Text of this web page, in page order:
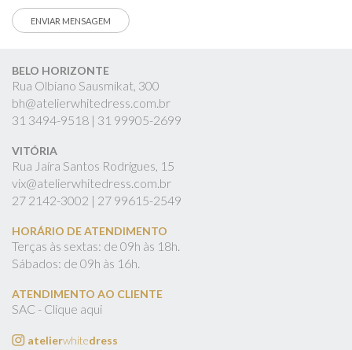
BELO HORIZONTE
Rua Olbiano Sausmikat, 300
bh@atelierwhitedress.com.br
31 3494-9518 | 31 99905-2699
VITÓRIA
Rua Jaíra Santos Rodrigues, 15
vix@atelierwhitedress.com.br
27 2142-3002 | 27 99615-2549
HORÁRIO DE ATENDIMENTO
Terças às sextas: de 09h às 18h.
Sábados: de 09h às 16h.
ATENDIMENTO AO CLIENTE
SAC - Clique aqui
atelierwhitedress